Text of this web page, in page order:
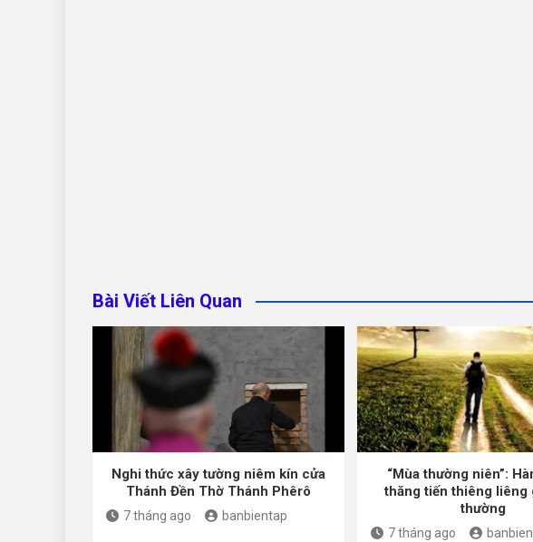
Bài Viết Liên Quan
Nghi thức xây tường niêm kín cửa
Thánh Đền Thờ Thánh Phêrô
7 tháng ago banbientap
“Mùa thường niên”:
thăng tiến thiêng liêng
thường
7 tháng ago